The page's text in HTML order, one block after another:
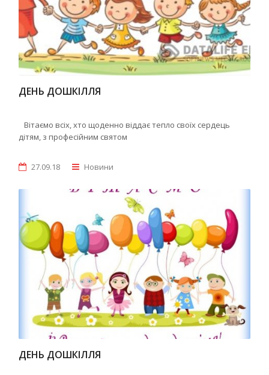
ДЕНЬ ДОШКІЛЛЯ
Вітаємо всіх, хто щоденно віддає тепло своїх сердець
дітям, з професійним святом
27.09.18 Новини
ДЕНЬ ДОШКІЛЛЯ